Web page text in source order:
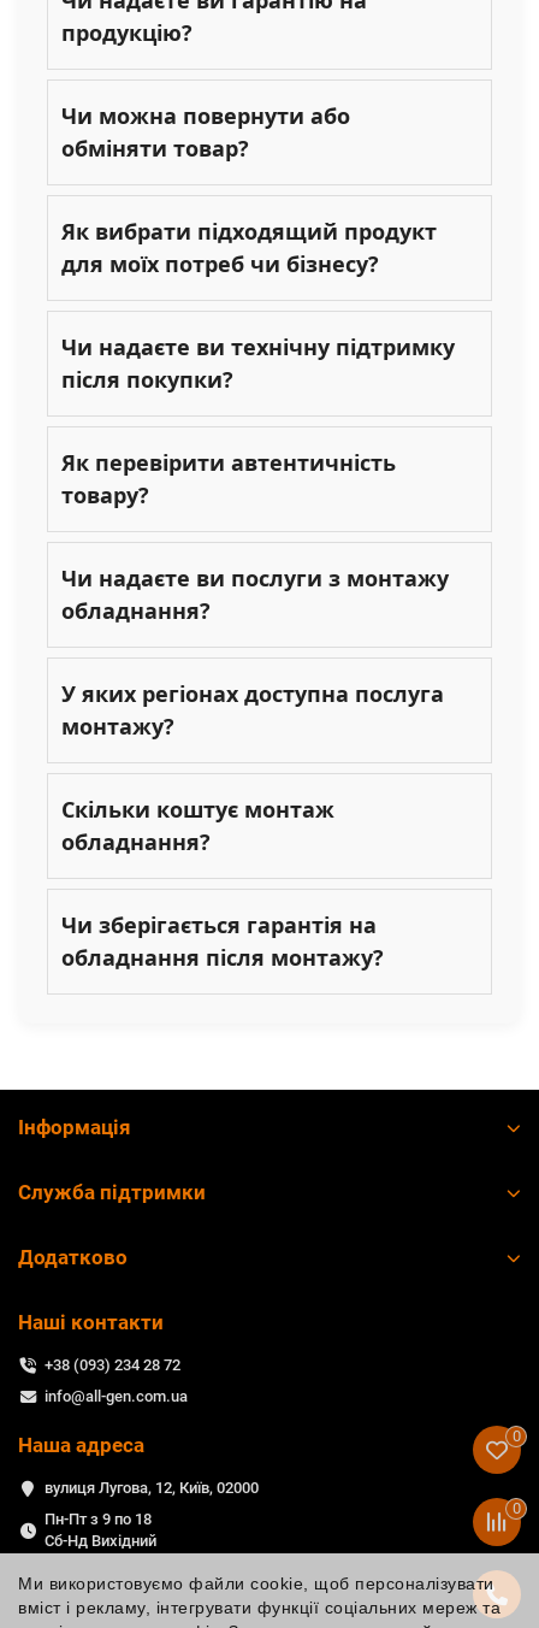
продукцію?
Чи можна повернути або
обміняти товар?
Як вибрати підходящий продукт
для моїх потреб чи бізнесу?
Чи надаєте ви технічну підтримку
після покупки?
Як перевірити автентичність
товару?
Чи надаєте ви послуги з монтажу
обладнання?
У яких регіонах доступна послуга
монтажу?
Скільки коштує монтаж
обладнання?
Чи зберігається гарантія на
обладнання після монтажу?
Ми використовуємо файли cookie, щоб персоналізувати
вміст і рекламу, інтегрувати функції соціальних мереж та
Інформація
Служба підтримки
Додатково
Наші контакти
+38 (093) 234 28 72
info@all-gen.com.ua
Наша адреса
вулиця Лугова, 12, Київ, 02000
Пн-Пт з 9 по 18
Сб-Нд Вихідний
0
0